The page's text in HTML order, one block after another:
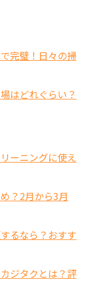
完璧！日々の掃
はどれぐらい？
ーニングに使え
？2月から3月
るなら？おすす
ジタクとは？評